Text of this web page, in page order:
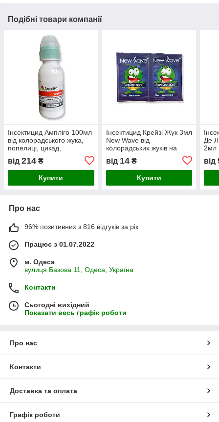
Подібні товари компанії
Інсектицид Ампліго 100мл
від колорадського жука,
попелиці, цикад,
від 214 ₴
Купити
Інсектицид Крейзі Жук 3мл
New Wave від
колорадських жуків на
томатах та картоплі та для
обробки яблунь
від 14₴
Купити
Де
2мл
від
Про нас
96% позитивних з 816 відгуків за рік
Працює з 01.07.2022
м. Одеса
вулиця Базова 11, Одеса, Україна
Контакти
Сьогодні вихідний
Показати весь графік роботи
Про нас
Контакти
Доставка та оплата
Графік роботи